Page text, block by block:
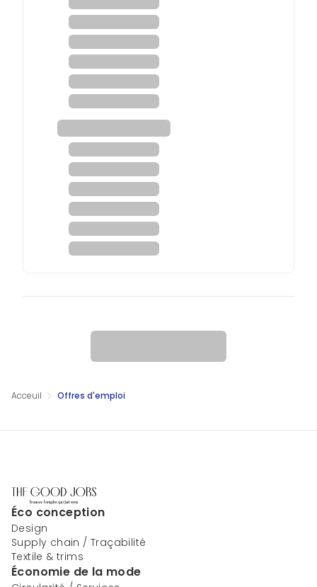
Acceuil Offres d'emploi
Éco conception
Design
Supply chain / Traçabilité
Textile & trims
Économie de la mode